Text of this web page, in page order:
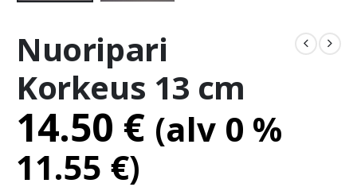
Nuoripari
Korkeus 13 cm
14.50 € (alv 0 %
11.55 €)